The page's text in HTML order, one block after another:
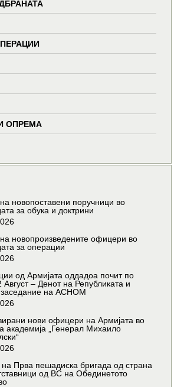
ОПРЕМА
новопоставени поручници во
за обука и доктрини
новопроизведените офицери во
за операции
од Армијата оддадоа почит по
Август – Денот на Републиката и
заседание на АСНОМ
нови офицери на Армијата во
академија „Генерал Михаило
на Прва пешадиска бригада од страна
од ВС на Обединетото